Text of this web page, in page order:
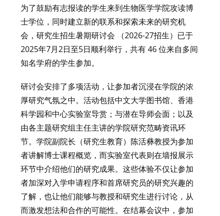
为了鼓励有志报读的学生来到生物医学学院攻读博
士学位，同时建立新的联系和探索未来的研究机
会，研究生招生暑期研讨会 （2026-27招生）已于
2025年7月2日至5日顺利举行，共有 46 位来自多间
知名学府的学生参加。
研讨会安排了多项活动，让参加者沉浸在学院的浓
厚研究气氛之中。活动包括中文大学图书馆、香港
科学园和中心实验室导赏；与潜在导师会面；以及
由各主题研究组主任主讲的学院研究范畴资讯环
节。学院副院长（研究生教育）陈活彝教授为参加
者讲解博士课程概览，而实验室代表则在墙报展示
环节中介绍他们的研究成果。这些体验不仅让参加
者加深对入学申请程序和首席研究员的研究兴趣的
了解，也让他们能够与教授和研究生进行讨论，从
而激发想法和合作的可能性。在结幕会议中，参加